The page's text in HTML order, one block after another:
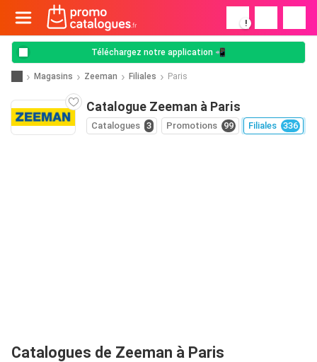
!
Téléchargez notre application 📲
Magasins Zeeman Filiales Paris
Catalogue Zeeman à Paris
Catalogues 3 Promotions 99 Filiales 336
Catalogues de Zeeman à Paris